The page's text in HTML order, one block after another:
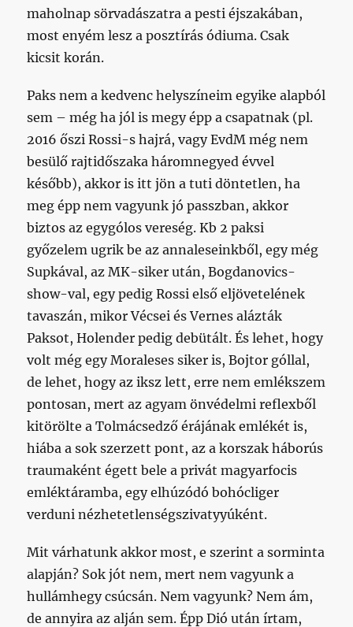
maholnap sörvadászatra a pesti éjszakában,
most enyém lesz a posztírás ódiuma. Csak
kicsit korán.
Paks nem a kedvenc helyszíneim egyike alapból
sem – még ha jól is megy épp a csapatnak (pl.
2016 őszi Rossi-s hajrá, vagy EvdM még nem
besülő rajtidőszaka háromnegyed évvel
később), akkor is itt jön a tuti döntetlen, ha
meg épp nem vagyunk jó passzban, akkor
biztos az egygólos vereség. Kb 2 paksi
győzelem ugrik be az annaleseinkből, egy még
Supkával, az MK-siker után, Bogdanovics-
show-val, egy pedig Rossi első eljövetelének
tavaszán, mikor Vécsei és Vernes alázták
Paksot, Holender pedig debütált. És lehet, hogy
volt még egy Moraleses siker is, Bojtor góllal,
de lehet, hogy az iksz lett, erre nem emlékszem
pontosan, mert az agyam önvédelmi reflexből
kitörölte a Tolmácsedző érájának emlékét is,
hiába a sok szerzett pont, az a korszak háborús
traumaként égett bele a privát magyarfocis
emléktáramba, egy elhúzódó bohócliger
verduni nézhetetlenségszivatyyúként.
Mit várhatunk akkor most, e szerint a sorminta
alapján? Sok jót nem, mert nem vagyunk a
hullámhegy csúcsán. Nem vagyunk? Nem ám,
de annyira az alján sem. Épp Dió után írtam,